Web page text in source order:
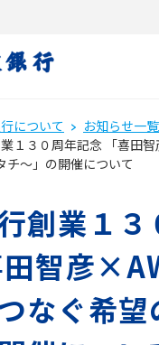
について お知らせ一覧
１３０周年記念 「喜田
チ～」の開催について
創業１
田智彦
なぐ希望